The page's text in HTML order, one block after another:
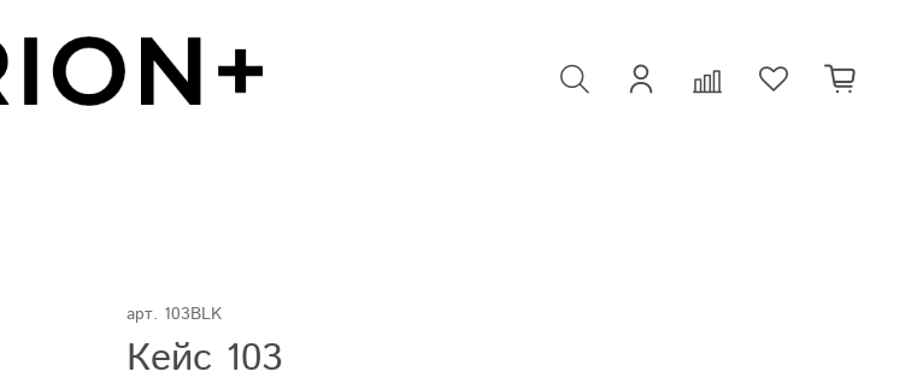
арт. 103BLK
Кейс 103